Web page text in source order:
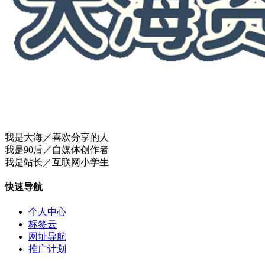
我是大海／喜欢分享的人
我是90后／自媒体创作者
我是站长／互联网小学生
快速导航
个人中心
标签云
网址导航
推广计划